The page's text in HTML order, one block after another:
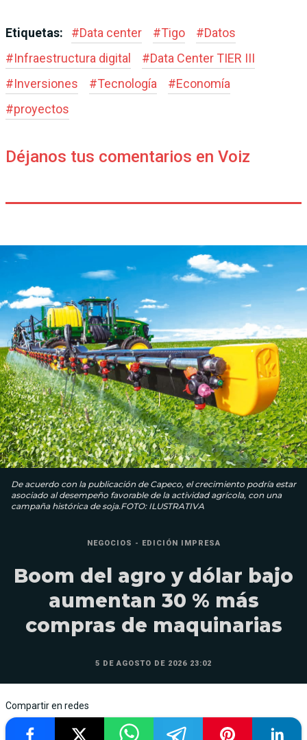
Etiquetas: #Data center #Tigo #Datos
#Infraestructura digital #Data Center TIER III
#Inversiones #Tecnología #Economía
#proyectos
Déjanos tus comentarios en Voiz
De acuerdo con la publicación de Capeco, el crecimiento podría estar
asociado al desempeño favorable de la actividad agrícola, con una
campaña histórica de soja.FOTO: ILUSTRATIVA
NEGOCIOS - EDICIÓN IMPRESA
Boom del agro y dólar bajo
aumentan 30 % más
compras de maquinarias
5 DE AGOSTO DE 2026 23:02
Compartir en redes